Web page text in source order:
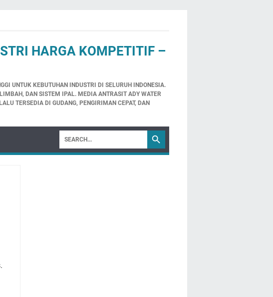
HARGA KOMPETITIF –
UNTUK KEBUTUHAN INDUSTRI DI SELURUH INDONESIA.
DAN SISTEM IPAL. MEDIA ANTRASIT ADY WATER
TERSEDIA DI GUDANG, PENGIRIMAN CEPAT, DAN